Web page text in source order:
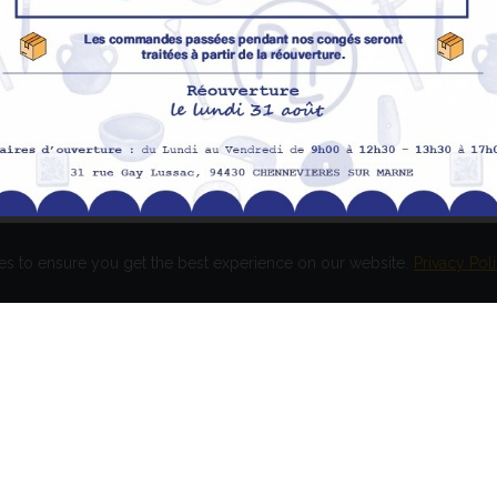
Promotions
Nouveaux produits
Meilleures ventes
to ensure you get the best experience on our website. Privacy